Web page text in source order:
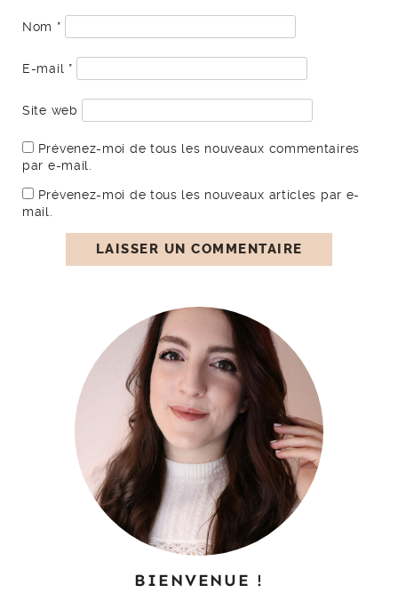
Nom *
E-mail *
Site web
Prévenez-moi de tous les nouveaux commentaires
par e-mail.
Prévenez-moi de tous les nouveaux articles par e-
mail.
BIENVENUE !